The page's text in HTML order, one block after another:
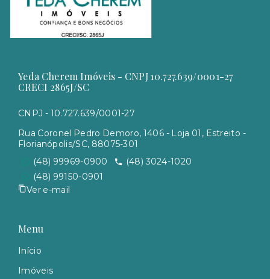
Yeda Cherem Imóveis - CNPJ 10.727.639/0001-27
CRECI 2865J/SC
CNPJ - 10.727.639/0001-27
Rua Coronel Pedro Demoro, 1406 - Loja 01, Estreito -
Florianópolis/SC, 88075-301
(48) 99969-0900
(48) 3024-1020
(48) 99150-0901
Ver e-mail
Menu
Início
Imóveis